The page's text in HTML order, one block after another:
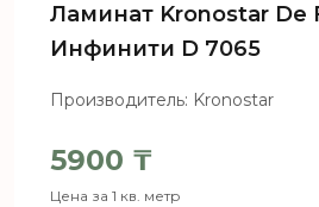
Ламинат Kronostar De
Инфинити D 7065
Производитель: Kronostar
5900 ₸
Цена за 1 кв. метр